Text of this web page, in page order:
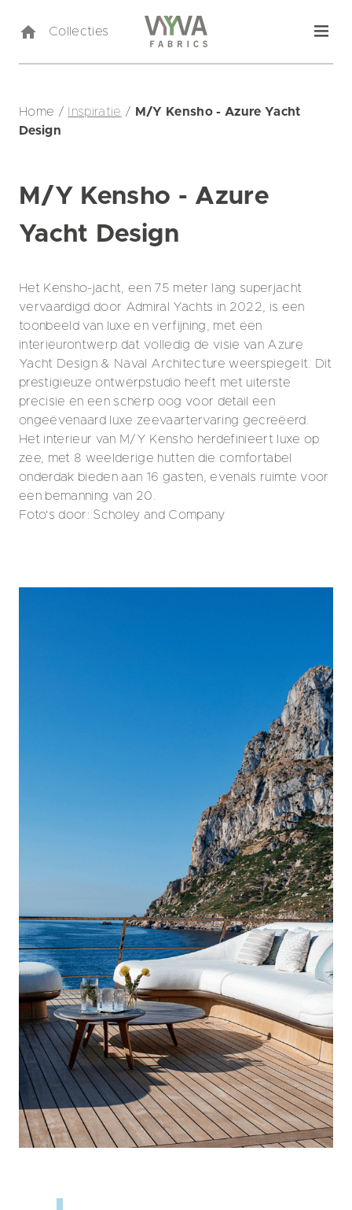
Collecties
Home / Inspiratie / M/Y Kensho - Azure Yacht
Design
M/Y Kensho - Azure
Yacht Design
Het Kensho-jacht, een 75 meter lang superjacht
vervaardigd door Admiral Yachts in 2022, is een
toonbeeld van luxe en verfijning, met een
interieurontwerp dat volledig de visie van Azure
Yacht Design & Naval Architecture weerspiegelt. Dit
prestigieuze ontwerpstudio heeft met uiterste
precisie en een scherp oog voor detail een
ongeëvenaard luxe zeevaartervaring gecreëerd.
Het interieur van M/Y Kensho herdefinieert luxe op
zee, met 8 weelderige hutten die comfortabel
onderdak bieden aan 16 gasten, evenals ruimte voor
een bemanning van 20.
Foto's door: Scholey and Company